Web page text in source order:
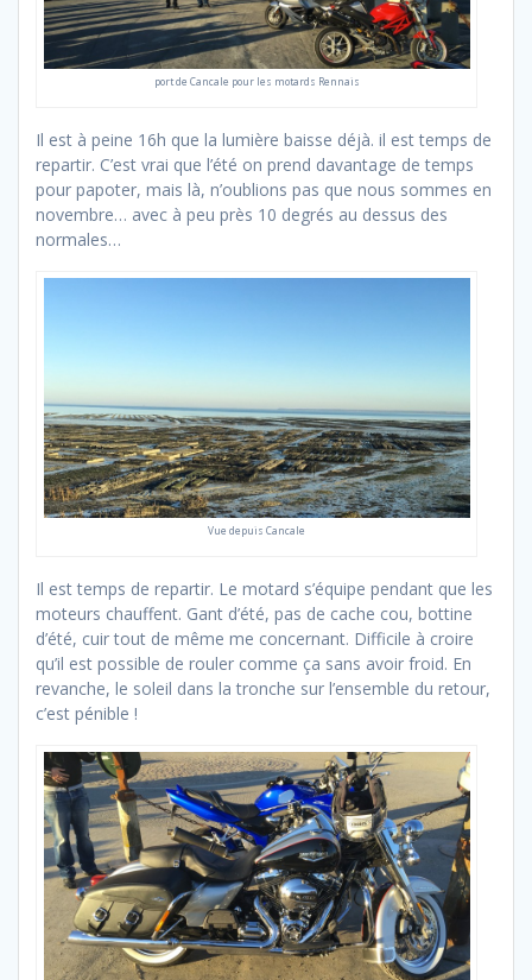
port de Cancale pour les motards Rennais
Il est à peine 16h que la lumière baisse déjà. il est temps de
repartir. C’est vrai que l’été on prend davantage de temps
pour papoter, mais là, n’oublions pas que nous sommes en
novembre… avec à peu près 10 degrés au dessus des
normales…
Vue depuis Cancale
Il est temps de repartir. Le motard s’équipe pendant que les
moteurs chauffent. Gant d’été, pas de cache cou, bottine
d’été, cuir tout de même me concernant. Difficile à croire
qu’il est possible de rouler comme ça sans avoir froid. En
revanche, le soleil dans la tronche sur l’ensemble du retour,
c’est pénible !